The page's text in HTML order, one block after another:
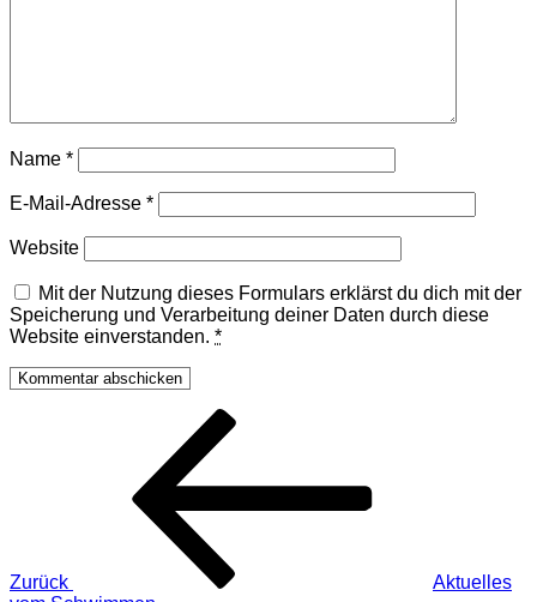
Name *
E-Mail-Adresse *
Website
Mit der Nutzung dieses Formulars erklärst du dich mit der
Speicherung und Verarbeitung deiner Daten durch diese
Website einverstanden. *
Beitragsnavigation
Zurück
Aktuelles